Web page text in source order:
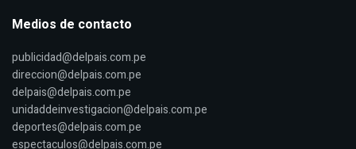
Medios de contacto
publicidad@delpais.com.pe
direccion@delpais.com.pe
delpais@delpais.com.pe
unidaddeinvestigacion@delpais.com.pe
deportes@delpais.com.pe
espectaculos@delpais.com.pe